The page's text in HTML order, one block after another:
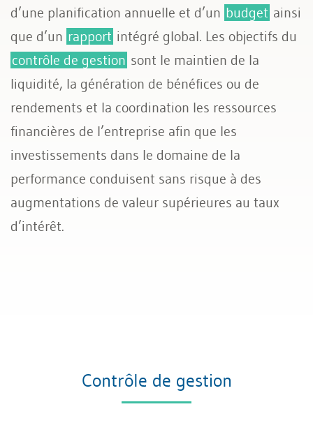
d’une planification annuelle et d’un budget ainsi
que d’un rapport intégré global. Les objectifs du
contrôle de gestion sont le maintien de la
liquidité, la génération de bénéfices ou de
rendements et la coordination les ressources
financières de l’entreprise afin que les
investissements dans le domaine de la
performance conduisent sans risque à des
augmentations de valeur supérieures au taux
d’intérêt.
Contrôle de gestion